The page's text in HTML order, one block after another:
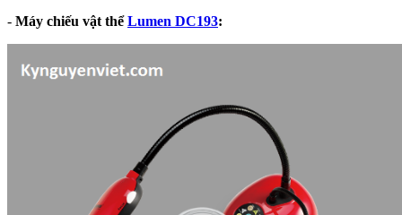
- Máy chiếu vật thểLumen DC193: